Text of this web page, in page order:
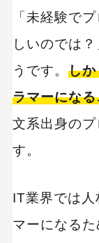
プログラミ
５．ポート
１．コミュ
２．論理
「未経験で
しいのでは
うです。 し
ラマーにな
文系出身の
す。
IT業界では人
マーになる